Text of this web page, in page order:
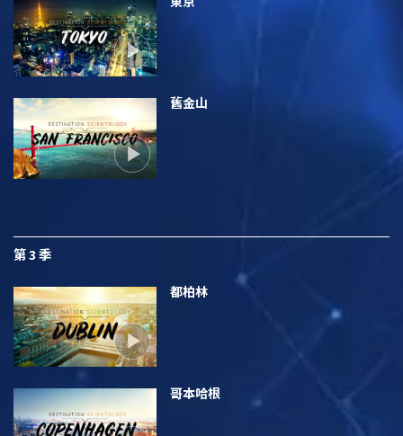
舊金山
第 3 季
都柏林
哥本哈根